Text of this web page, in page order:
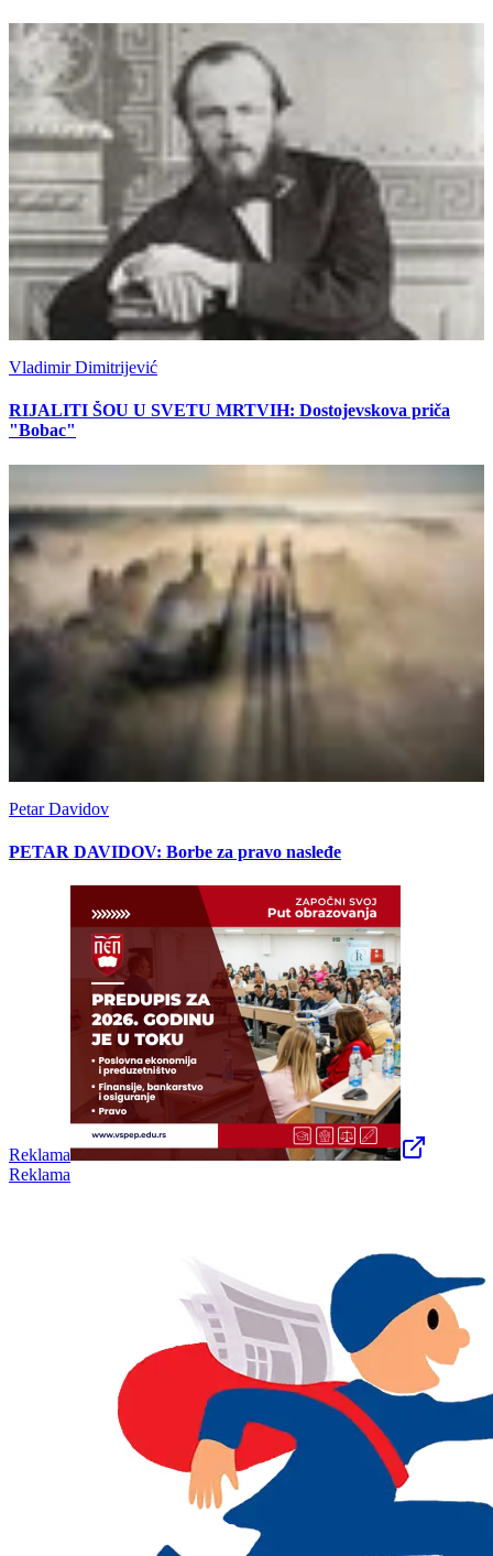
Vladimir Dimitrijević
RIJALITI ŠOU U SVETU MRTVIH: Dostojevskova priča
"Bobac"
Petar Davidov
PETAR DAVIDOV: Borbe za pravo nasleđe
Reklama
Reklama